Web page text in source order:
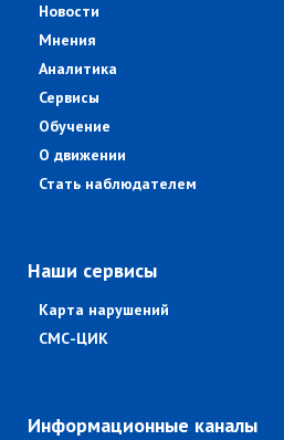
Новости
Мнения
Аналитика
Сервисы
Обучение
О движении
Стать наблюдателем
Наши сервисы
Карта нарушений
СМС-ЦИК
Информационные каналы